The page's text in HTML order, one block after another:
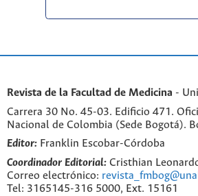
Revista de la Facultad de Medicina -
Carrera 30 No. 45-03. Edificio 471.
Nacional de Colombia (Sede Bogotá).
Editor: Franklin Escobar-Córdoba
Coordinador Editorial: Cristhian
Correo electrónico:
Tel: 3165145-316 5000, Ext. 15161